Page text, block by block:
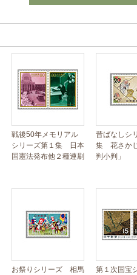
戦後50年メモリアル
シリーズ第１集 日本
国憲法発布他２種連刷
昔ばなしシ
集 花さか
判小判」
お祭りシリーズ 相馬
第１次国宝